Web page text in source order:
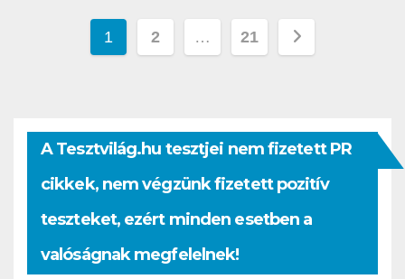
Bejegyzések
1 2 … 21
A Tesztvilág.hu tesztjei nem fizetett PR
cikkek, nem végzünk fizetett pozitív
teszteket, ezért minden esetben a
valóságnak megfelelnek!